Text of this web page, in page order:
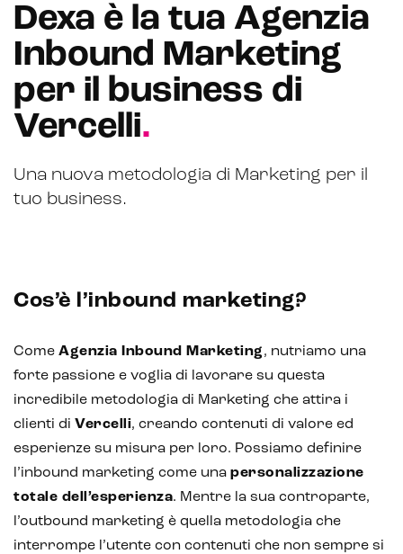
Dexa è la tua Agenzia
Inbound Marketing
per il business di
Vercelli.
Una nuova metodologia di Marketing per il
tuo business.
Cos’è l’inbound marketing?
Come Agenzia Inbound Marketing, nutriamo una
forte passione e voglia di lavorare su questa
incredibile metodologia di Marketing che attira i
clienti di Vercelli, creando contenuti di valore ed
esperienze su misura per loro. Possiamo definire
l’inbound marketing come una personalizzazione
totale dell’esperienza. Mentre la sua controparte,
l’outbound marketing è quella metodologia che
interrompe l’utente con contenuti che non sempre si